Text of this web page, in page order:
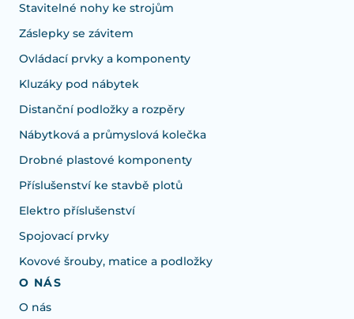
Stavitelné nohy ke strojům
Záslepky se závitem
Ovládací prvky a komponenty
Kluzáky pod nábytek
Distanční podložky a rozpěry
Nábytková a průmyslová kolečka
Drobné plastové komponenty
Příslušenství ke stavbě plotů
Elektro příslušenství
Spojovací prvky
Kovové šrouby, matice a podložky
O NÁS
O nás